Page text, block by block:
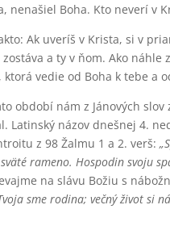
Boha. Kto neverí v
Ak uveríš v Krista, si v
a ty v ňom. Ako náhle
vedie od Boha k tebe a
období nám z Jánových
názov dnešnej 4.
z 98 Žalmu 1 a 2. verš:
rameno. Hospodin svoju
na slávu Božiu s
sme rodina; večný život si